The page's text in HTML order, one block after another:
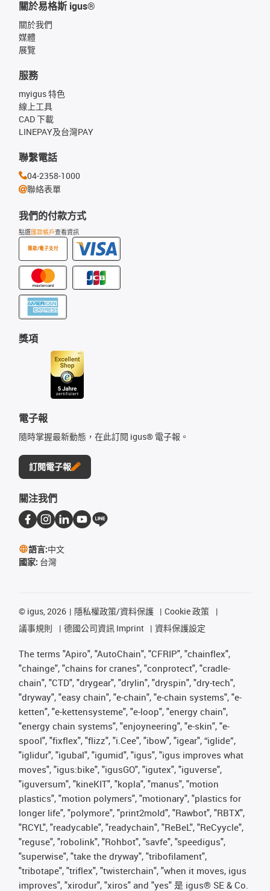
關於易格斯 igus®
關於我們
媒體
展覽
我們的付款方式
點選匯款帳戶查看資訊
匯款/電子支付
服務
myigus 特色
線上工具
CAD 下載
LINEPAY及台灣PAY
獎項
電子報
隨時掌握最新動態，在此訂閱 igus® 電子報。
訂閱電子報
聯繫電話
04-2358-1000
聯絡表單
關注我們
語言:中文
國家: 台灣
© igus, 2026 隱私權政策/資料保護
Cookie 政策
議事規則
德國公司資訊 Imprint 資料保護設定
The terms "Apiro", "AutoChain", "CFRIP", "chainflex",
"chainge", "chains for cranes", "conprotect", "cradle-
chain", "CTD", "drygear", "drylin", "dryspin", "dry-tech",
"dryway", "easy chain", "e-chain", "e-chain systems", "e-
ketten", "e-kettensysteme", "e-loop", "energy chain",
"energy chain systems", "enjoyneering", "e-skin", "e-
spool", "fixflex", "flizz", "i.Cee", "ibow", "igear", “iglide”,
"iglidur", "igubal", "igumid", "igus", "igus improves what
moves", "igus:bike", "igusGO", "igutex", "iguverse",
"iguversum", "kineKIT", "kopla", "manus", "motion
plastics", "motion polymers", "motionary", "plastics for
longer life", "polymore", "print2mold", "Rawbot", "RBTX",
"RCYL", "readycable", "readychain", "ReBeL", "ReCyycle",
"reguse", "robolink", "Rohbot", "savfe", "speedigus",
"superwise", "take the dryway", "tribofilament",
"tribotape", "triflex", "twisterchain", "when it moves, igus
improves", "xirodur", "xiros" and "yes" 是 igus® SE & Co.